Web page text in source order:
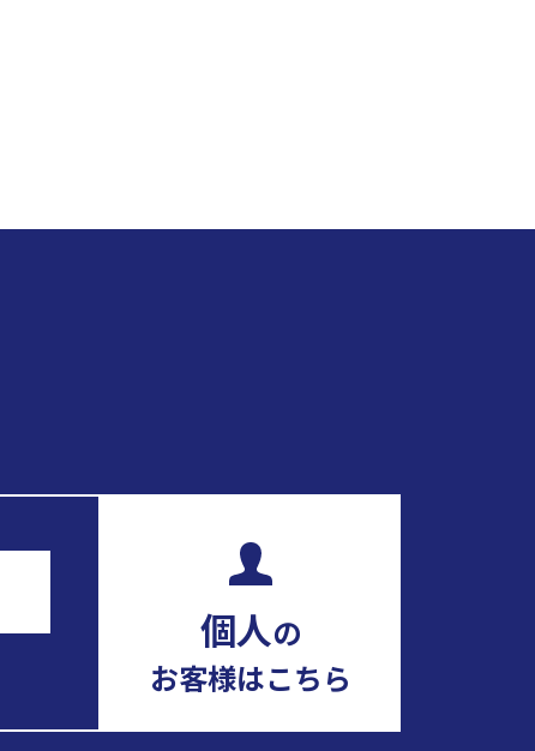
個人の
お客様はこちら